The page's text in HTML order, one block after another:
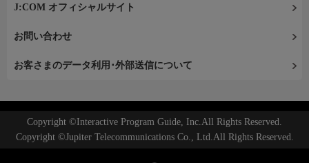
J:COM オフィシャルサイト
お問い合わせ
お客さまのデータ利用･外部送信について
Copyright ©Interactive Program Guide, Inc.All Rights Reserved.
Copyright ©Jupiter Telecommunications Co., Ltd.All Rights Reserved.